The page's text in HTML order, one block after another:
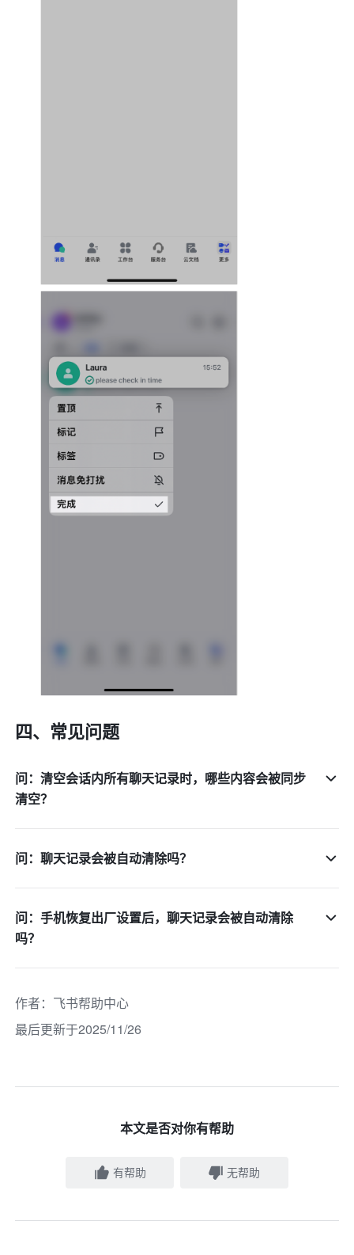
四、常见问题
问：清空会话内所有聊天记录时，哪些内容会被同步
清空？
问：聊天记录会被自动清除吗？
问：手机恢复出厂设置后，聊天记录会被自动清除
吗？
作者： 飞书帮助中心
最后更新于2025/11/26
本文是否对你有帮助
有帮助 无帮助